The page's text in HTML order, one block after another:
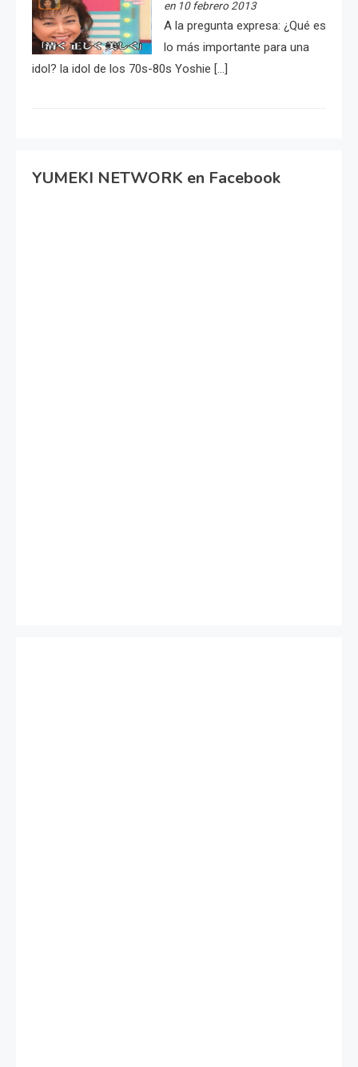
en 10 febrero 2013
A la pregunta expresa: ¿Qué es
lo más importante para una
idol? la idol de los 70s-80s Yoshie […]
YUMEKI NETWORK en Facebook